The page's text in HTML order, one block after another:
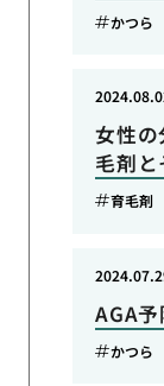
かつら
女性
毛剤
育毛剤
AGA
かつら